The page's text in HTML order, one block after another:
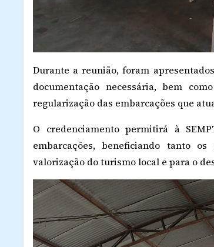
Durante a reunião, foram
documentação necessária, bem
regularização das embarcações que
O credenciamento permitirá à
embarcações, beneficiando tanto
valorização do turismo local e para o